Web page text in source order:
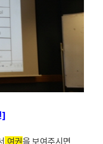
]
여권을 보여주시면